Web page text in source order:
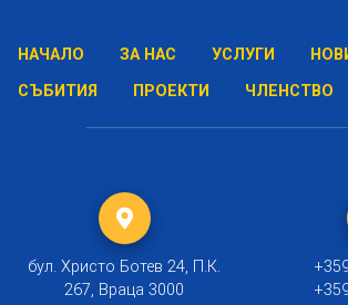
НАЧАЛО ЗА НАС УСЛУГИ
СЪБИТИЯ
ПРОЕКТИ ЧЛЕНСТВО
бул. Христо Ботев 24, П.К.
267, Враца 3000